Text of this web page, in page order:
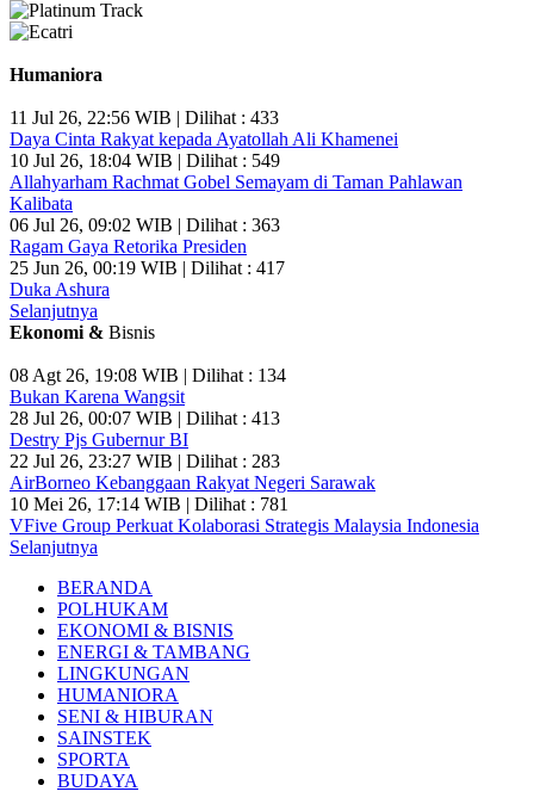
Humaniora
11 Jul 26, 22:56 WIB | Dilihat : 433
Daya Cinta Rakyat kepada Ayatollah Ali Khamenei
10 Jul 26, 18:04 WIB | Dilihat : 549
Allahyarham Rachmat Gobel Semayam di Taman Pahlawan
Kalibata
06 Jul 26, 09:02 WIB | Dilihat : 363
Ragam Gaya Retorika Presiden
25 Jun 26, 00:19 WIB | Dilihat : 417
Duka Ashura
Selanjutnya
Ekonomi & Bisnis
08 Agt 26, 19:08 WIB | Dilihat : 134
Bukan Karena Wangsit
28 Jul 26, 00:07 WIB | Dilihat : 413
Destry Pjs Gubernur BI
22 Jul 26, 23:27 WIB | Dilihat : 283
AirBorneo Kebanggaan Rakyat Negeri Sarawak
10 Mei 26, 17:14 WIB | Dilihat : 781
VFive Group Perkuat Kolaborasi Strategis Malaysia Indonesia
Selanjutnya
BERANDA
POLHUKAM
EKONOMI & BISNIS
ENERGI & TAMBANG
LINGKUNGAN
HUMANIORA
SENI & HIBURAN
SAINSTEK
SPORTA
BUDAYA